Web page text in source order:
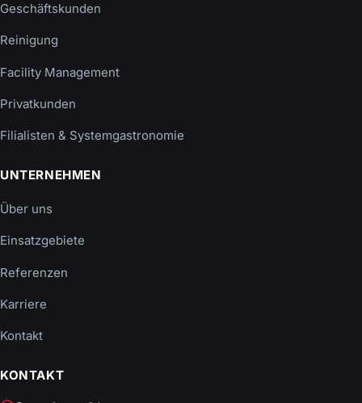
Geschäftskunden
Reinigung
Facility Management
Privatkunden
Filialisten & Systemgastronomie
UNTERNEHMEN
Über uns
Einsatzgebiete
Referenzen
Karriere
Kontakt
KONTAKT